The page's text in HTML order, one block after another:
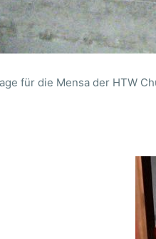
für die Mensa der HTW